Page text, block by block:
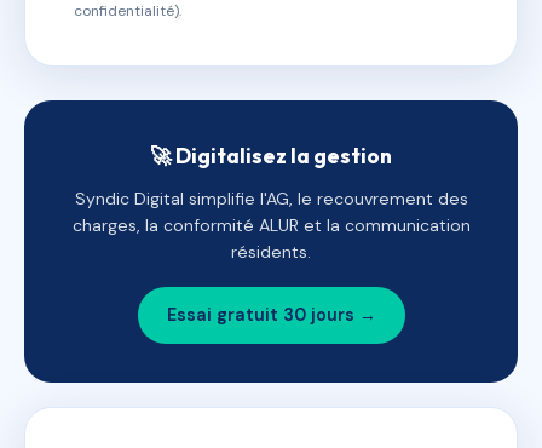
confidentialité).
🚀 Digitalisez la gestion
Syndic Digital simplifie l'AG, le recouvrement des
charges, la conformité ALUR et la communication
résidents.
Essai gratuit 30 jours →